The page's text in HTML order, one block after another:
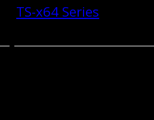
TS-x64 Series